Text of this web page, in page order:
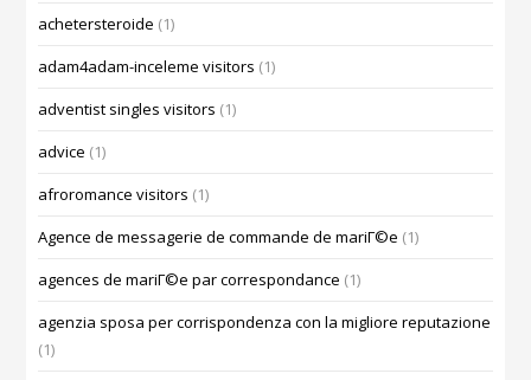
achetersteroide (1)
adam4adam-inceleme visitors (1)
adventist singles visitors (1)
advice (1)
afroromance visitors (1)
Agence de messagerie de commande de mariГ©e (1)
agences de mariГ©e par correspondance (1)
agenzia sposa per corrispondenza con la migliore reputazione
(1)